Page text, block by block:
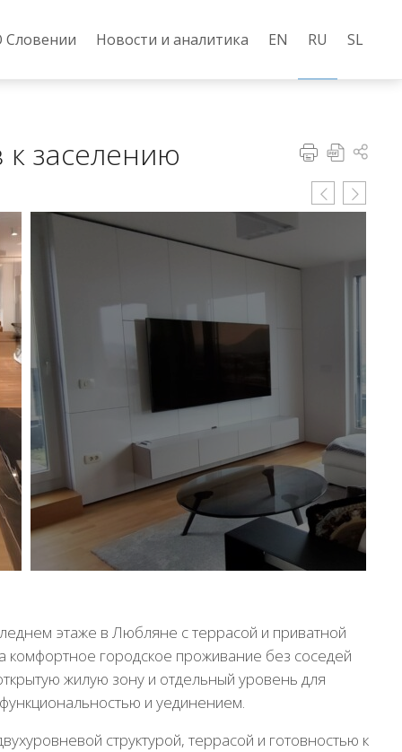
Словении Новости и аналитика EN RU SL
заселению
этаже в Любляне с террасой и приватной
комфортное городское проживание без соседей
жилую зону и отдельный уровень для
и уединением.
структурой, террасой и готовностью к